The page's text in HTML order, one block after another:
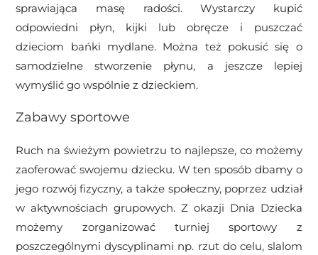
sprawiająca masę radości. Wystarczy kupić
odpowiedni płyn, kijki lub obręcze i puszczać
dzieciom bańki mydlane. Można też pokusić się o
samodzielne stworzenie płynu, a jeszcze lepiej
wymyślić go wspólnie z dzieckiem.
Zabawy sportowe
Ruch na świeżym powietrzu to najlepsze, co możemy
zaoferować swojemu dziecku. W ten sposób dbamy o
jego rozwój fizyczny, a także społeczny, poprzez udział
w aktywnościach grupowych. Z okazji Dnia Dziecka
możemy zorganizować turniej sportowy z
poszczególnymi dyscyplinami np. rzut do celu, slalom